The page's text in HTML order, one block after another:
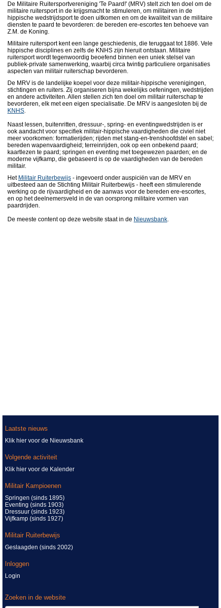
De Militaire Ruitersportvereniging 'Te Paard!' (MRV) stelt zich ten doel om de
militaire ruitersport in de krijgsmacht te stimuleren, om militairen in de
hippische wedstrijdsport te doen uitkomen en om de kwaliteit van de militaire
diensten te paard te bevorderen: de bereden ere-escortes ten behoeve van
Z.M. de Koning.
Militaire ruitersport kent een lange geschiedenis, die teruggaat tot 1886. Vele
hippische disciplines en zelfs de KNHS zijn hieruit ontstaan. Militaire
ruitersport wordt tegenwoordig beoefend binnen een uniek stelsel van
publiek-private samenwerking, waarbij circa twintig particuliere organisaties
aspecten van militair ruiterschap bevorderen.
De MRV is de landelijke koepel voor deze militair-hippische verenigingen,
stichtingen en ruiters. Zij organiseren bijna wekelijks oefeningen, wedstrijden
en andere activiteiten. Allen stellen zich ten doel om militair ruiterschap te
bevorderen, elk met een eigen specialisatie. De MRV is aangesloten bij de
KNHS.
Naast lessen, buitenritten, dressuur-, spring- en eventingwedstrijden is er
ook aandacht voor specifiek militair-hippische vaardigheden die civiel niet
meer voorkomen: formatierijden; rijden met stang-en-trenshoofdstel en sabel;
bereden wapenvaardigheid; terreinrijden, ook op een onbekend paard;
kaartlezen te paard; springen en eventing met toegewezen paarden; en de
moderne vijfkamp, die gebaseerd is op de vaardigheden van de bereden
militair.
Het Militair Ruiterbewijs - ingevoerd onder auspiciën van de MRV en
uitbesteed aan de Stichting Militair Ruiterbewijs - heeft een stimulerende
werking op de rijvaardigheid en de aanwas voor de bereden ere-escortes,
en op het deelnemersveld in de van oorsprong militaire vormen van
paardrijden.
De meeste content op deze website staat in de Nieuwsbank.
Laatste nieuws
Klik hier voor de Nieuwsbank
Volgende activiteit
Klik hier voor de Kalender
Militair Kampioenen
Springen (sinds 1895)
Eventing (sinds 1903)
Dressuur (sinds 1923)
Vijfkamp (sinds 1927)
Militair Ruiterbewijs
Geslaagden (sinds 2002)
Inloggen
Login
Zoeken in de website